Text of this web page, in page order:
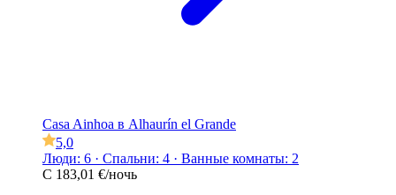
Casa Ainhoa в Alhaurín el Grande
5,0
Люди: 6 · Спальни: 4 · Ванные комнаты: 2
С 183,01 €/ночь